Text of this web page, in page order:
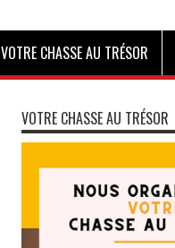
VOTRE CHASSE AU TRÉSOR
VOTRE CHASSE AU TRÉSOR